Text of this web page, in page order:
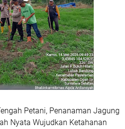
Petani, Penanaman Jagung
Nyata Wujudkan Ketahanan